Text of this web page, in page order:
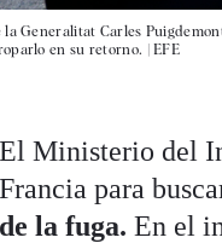
Generalitat Carles
en su retorno. |EFE
El Ministerio del
Francia para
de la fuga.En el